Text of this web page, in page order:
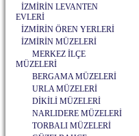
İZMİRİN LEVANTEN
EVLERİ
İZMİRİN ÖREN YERLERİ
İZMİRİN MÜZELERİ
MERKEZ İLÇE
MÜZELERİ
BERGAMA MÜZELERİ
URLA MÜZELERİ
DİKİLİ MÜZELERİ
NARLIDERE MÜZELERİ
TORBALI MÜZELERİ